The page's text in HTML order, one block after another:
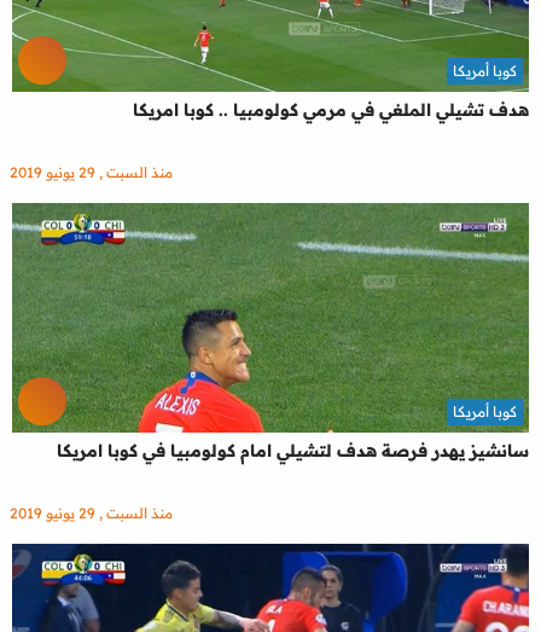
هدف تشيلي الملغي في مرمي كولومبيا .. كوبا امريكا
كوبا أمريكا
منذ السبت , 29 يونيو 2019
سانشيز يهدر فرصة هدف لتشيلي امام كولومبيا في كوبا امريكا
كوبا أمريكا
منذ السبت , 29 يونيو 2019